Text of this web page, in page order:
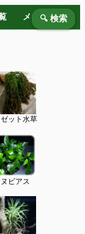
メーカー別
🔍 検索
ゼット水草
ビアス